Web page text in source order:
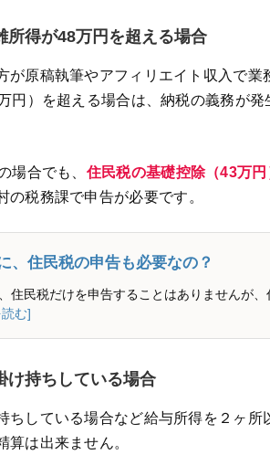
所得が48万円を超える場合
が原稿執筆やアフィリエイト収入で業
円）を超える場合は、納税の義務が
場合でも、 住民税の基礎控除（43万
の税務課で申告が必要です。
、住民税の申告も必要なの？
住民税だけを申告することはありませんが
む]
け持ちしている場合
ちしている場合など給与所得を２ヶ所
算は出来ません。